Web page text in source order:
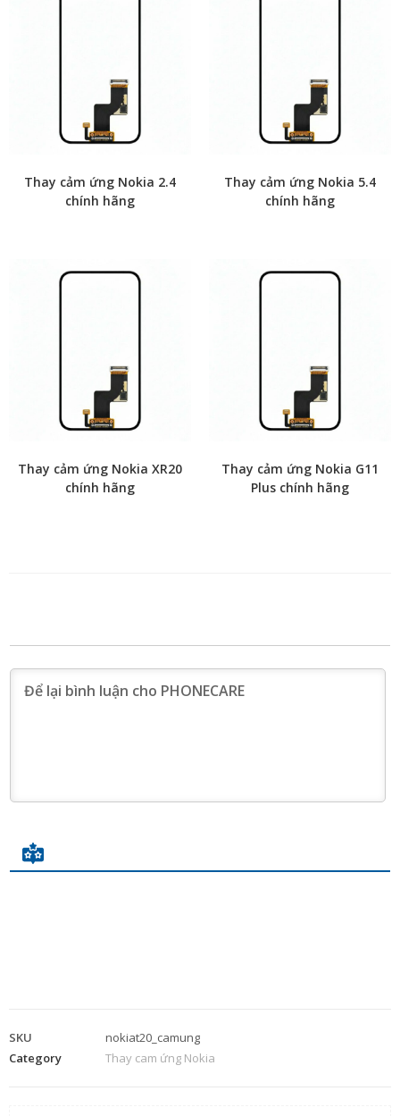
Thay cảm ứng Nokia 2.4
chính hãng
Thay cảm ứng Nokia 5.4
chính hãng
Thay cảm ứng Nokia XR20
chính hãng
Thay cảm ứng Nokia G11
Plus chính hãng
SKU
nokiat20_camung
Category
Thay cam ứng Nokia